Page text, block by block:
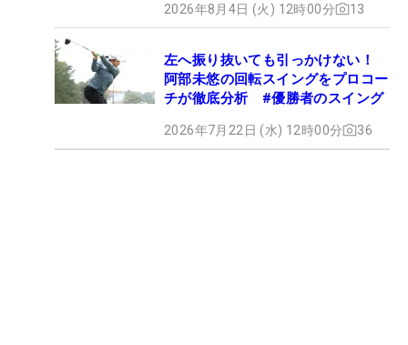
2026年8月4日 (火) 12時00分 13
左へ振り抜いても引っかけない！
阿部未悠の回転スイングをプロコー
チが徹底分析 #優勝者のスイング
2026年7月22日 (水) 12時00分 36